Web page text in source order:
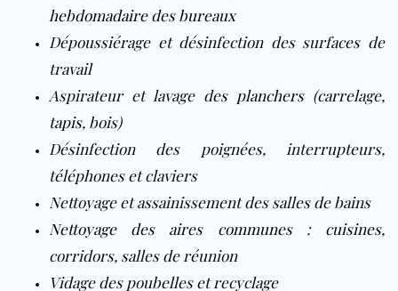
hebdomadairedesbureaux
Dépoussiérage et désinfection des surfaces de
travail
Aspirateur et lavage des planchers(carrelage,
tapis, bois)
Désinfection des poignées, interrupteurs,
téléphones et claviers
Nettoyage et assainissement des salles de bains
Nettoyage des aires communes: cuisines,
corridors, salles de réunion
Vidage des poubelles et recyclage